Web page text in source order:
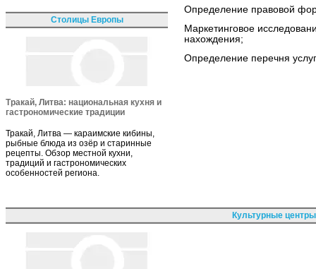
Столицы Европы
Тракай, Литва: национальная кухня и
гастрономические традиции
Тракай, Литва — караимские кибины,
рыбные блюда из озёр и старинные
рецепты. Обзор местной кухни,
традиций и гастрономических
особенностей региона.
Определение правовой
Маркетинговое
нахождения;
Определение перечня
Культурные